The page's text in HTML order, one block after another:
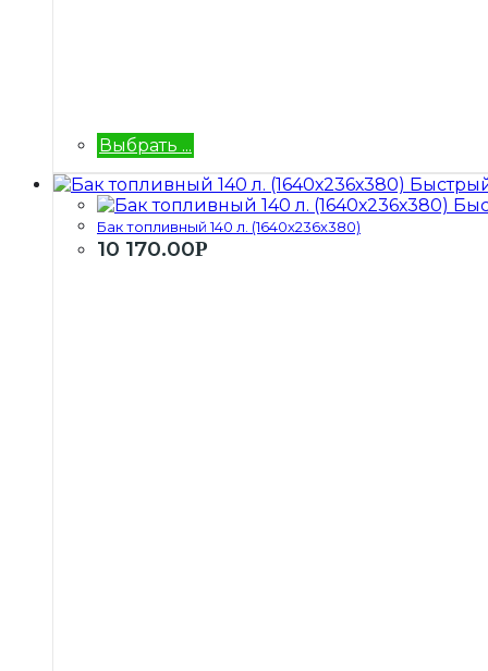
Выбрать ...
Бак топливный 140 л. (1640х236х380)
10 170.00Р